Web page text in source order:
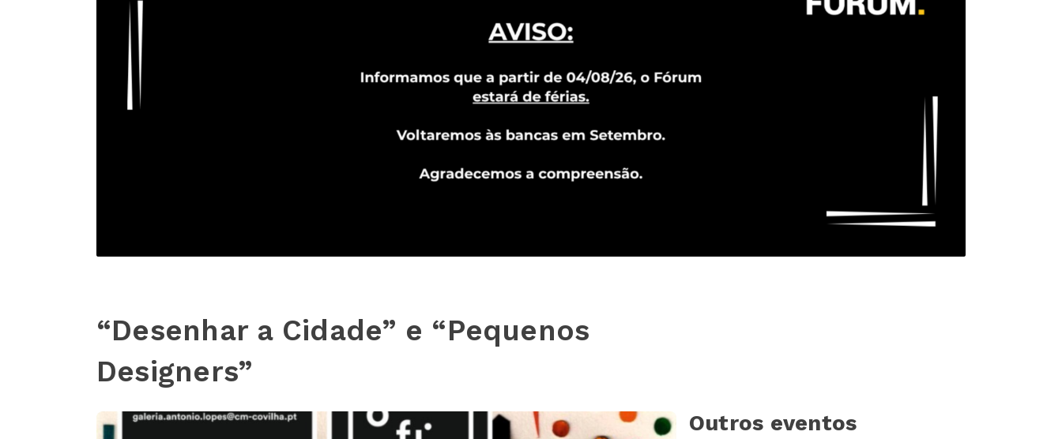
“Desenhar a Cidade” e “Pequenos
Designers”
Outros eventos